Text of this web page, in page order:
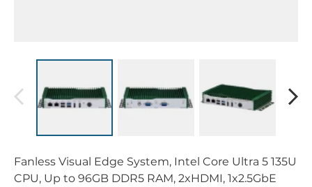
Fanless Visual Edge System, Intel Core Ultra 5 135U
CPU, Up to 96GB DDR5 RAM, 2xHDMI, 1x2.5GbE